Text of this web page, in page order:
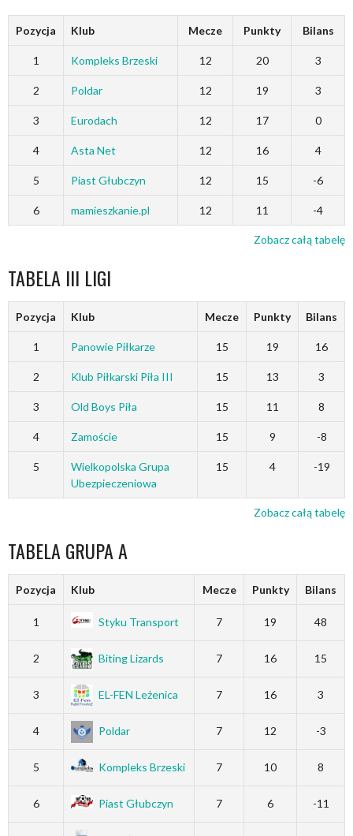
Pozycja Klub Mecze Punkty Bilans
1 Kompleks Brzeski 12 20 3
2 Poldar 12 19 3
3 Eurodach 12 17 0
4 Asta Net 12 16 4
5 Piast Głubczyn 12 15 -6
6 mamieszkanie.pl 12 11 -4
Zobacz całą tabelę
TABELA III LIGI
Pozycja Klub Mecze Punkty Bilans
1 Panowie Piłkarze 15 19 16
2 Klub Piłkarski Piła III 15 13 3
3 Old Boys Piła 15 11 8
4 Zamoście 15 9 -8
5
Wielkopolska Grupa
Ubezpieczeniowa
15 4 -19
Zobacz całą tabelę
TABELA GRUPA A
Pozycja Klub Mecze Punkty Bilans
1 Styku Transport 7 19 48
2 Biting Lizards 7 16 15
3 EL-FEN Leżenica 7 16 3
4 Poldar 7 12 -3
5 Kompleks Brzeski 7 10 8
6 Piast Głubczyn 7 6 -11